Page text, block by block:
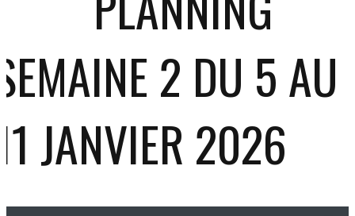
2 DU 5 AU
JANVIER 2026